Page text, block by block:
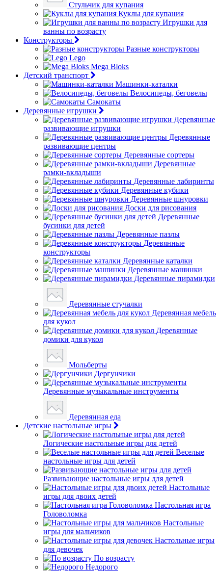
Стульчик для купания
Куклы для купания
Игрушки для
ванны по возрасту
Конструкторы
Разные конструкторы
Lego
Mega Bloks
Детский транспорт
Машинки-каталки
Велосипеды, беговелы
Самокаты
Деревянные игрушки
Деревянные
развивающие игрушки
Деревянные
развивающие центры
Деревянные сортеры
Деревянные
рамки-вкладыши
Деревянные лабиринты
Деревянные кубики
Деревянные шнуровки
Доски для рисования
Деревянные
бусинки для детей
Деревянные пазлы
Деревянные
конструкторы
Деревянные каталки
Деревянные машинки
Деревянные пирамидки
Деревянные стучалки
Деревянная мебель
для кукол
Деревянные
домики для кукол
Мольберты
Дергунчики
Деревянные музыкальные инструменты
Деревянная еда
Детские настольные игры
Логические настольные игры для детей
Веселые
настольные игры для детей
Развивающие настольные игры для детей
Настольные
игры для двоих детей
Настольная игра
Головоломка
Настольные
игры для мальчиков
Настольные игры
для девочек
По возрасту
Недорого